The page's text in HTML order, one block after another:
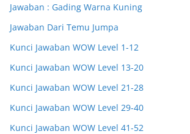
Jawaban : Gading Warna Kuning
Jawaban Dari Temu Jumpa
Kunci Jawaban WOW Level 1-12
Kunci Jawaban WOW Level 13-20
Kunci Jawaban WOW Level 21-28
Kunci Jawaban WOW Level 29-40
Kunci Jawaban WOW Level 41-52